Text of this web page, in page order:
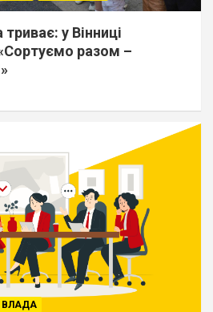
триває: у Вінниці
разом –
ВЛАДА